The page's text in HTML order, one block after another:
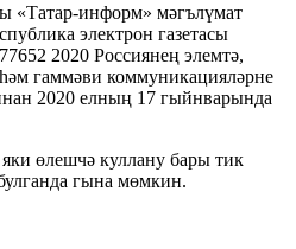
информ» мәгълүмат
электрон газетасы
2020 Россиянең элемтә,
гаммәви коммуникацияләрне
2020 елның 17 гыйнварында
өлешчә куллану бары тик
гына мөмкин.